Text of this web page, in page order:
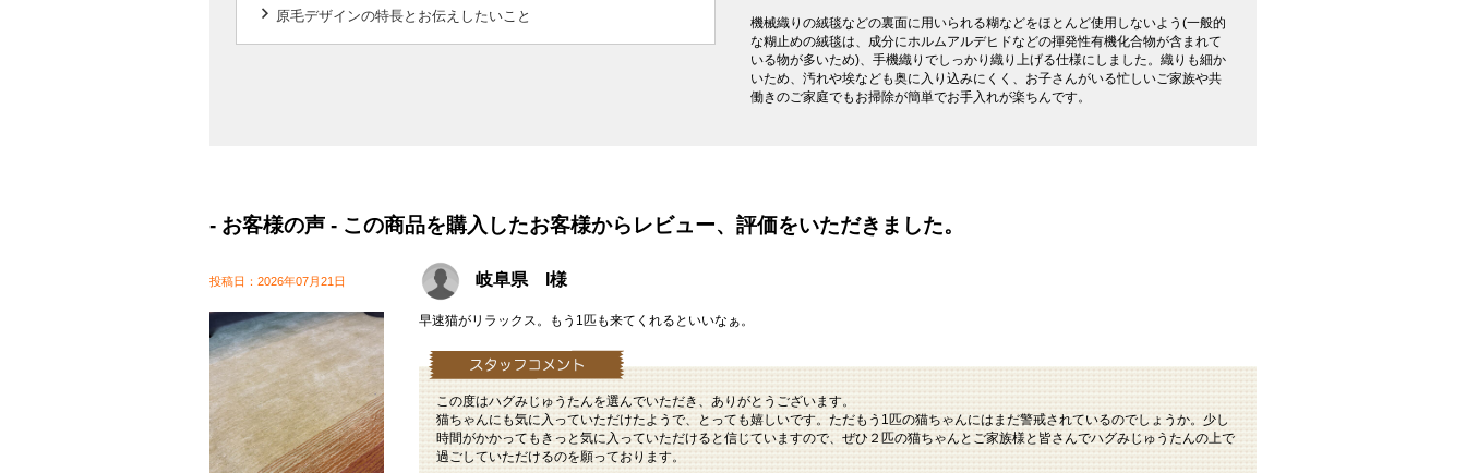
keyboard_arrow_right 原毛デザインの特長とお伝えしたいこと
機械織りの絨毯などの裏面に用いられる糊などをほとんど使用しないよう(一般的
な糊止めの絨毯は、成分にホルムアルデヒドなどの揮発性有機化合物が含まれて
いる物が多いため)、手機織りでしっかり織り上げる仕様にしました。織りも細か
いため、汚れや埃なども奥に入り込みにくく、お子さんがいる忙しいご家族や共
働きのご家庭でもお掃除が簡単でお手入れが楽ちんです。
- お客様の声 - この商品を購入したお客様からレビュー、評価をいただきました。
投稿日：2026年07月21日 岐阜県 I様
早速猫がリラックス。もう1匹も来てくれるといいなぁ。
この度はハグみじゅうたんを選んでいただき、ありがとうございます。
猫ちゃんにも気に入っていただけたようで、とっても嬉しいです。ただもう1匹の猫ちゃんにはまだ警戒されているのでしょうか。少し
時間がかかってもきっと気に入っていただけると信じていますので、ぜひ２匹の猫ちゃんとご家族様と皆さんでハグみじゅうたんの上で
過ごしていただけるのを願っております。